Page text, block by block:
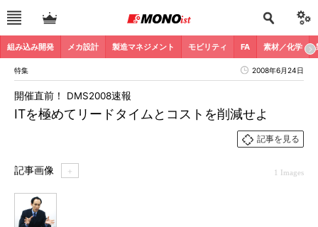
組み込み開発 メカ設計 製造マネジメント モビリティ FA 素材／化学
特集 2008年6月24日
ITを極めてリードタイムとコストを削減せよ
開催直前！ DMS2008速報
記事を見る
記事画像 ＋ 1 Images